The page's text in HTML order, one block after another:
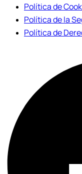
Política de
Política de la
Política de